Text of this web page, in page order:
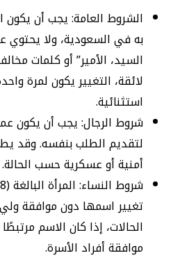
الشروط العامة: يجب أن
به في السعودية، ولا يحتوي
السيد، الأمير” أو كلمات
لائقة، التغيير يكون لمرة
استثنائية.
لتقديم الطلب بنفسه. وقد
أمنية أو عسكرية حسب الحالة.
تغيير اسمها دون موافقة
الحالات، إذا كان الاسم
موافقة أفراد الأسرة.